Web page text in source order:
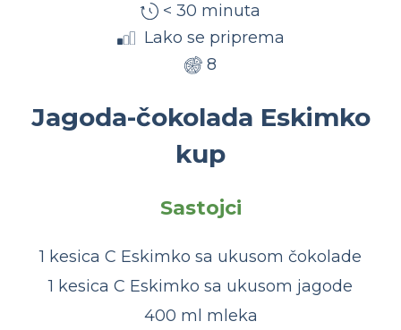
< 30 minuta
Lako se priprema
8
Jagoda-čokolada Eskimko
kup
Sastojci
1 kesica C Eskimko sa ukusom čokolade
1 kesica C Eskimko sa ukusom jagode
400 ml mleka